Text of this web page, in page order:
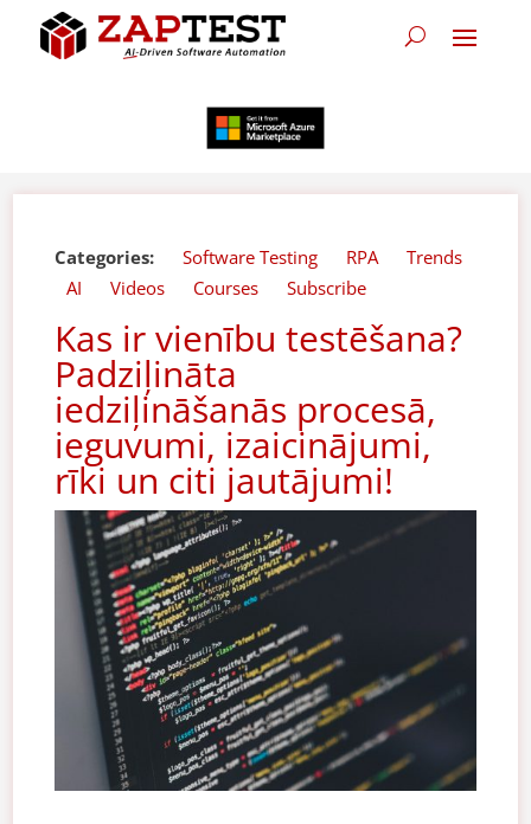
Categories: Software Testing RPA
Trends
AI
Videos Courses Subscribe
Kas ir vienību testēšana?
Padziļināta
iedziļināšanās procesā,
ieguvumi, izaicinājumi,
rīki un citi jautājumi!